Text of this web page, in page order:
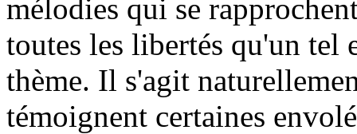
mélodies qui se
toutes les libertés qu'un tel
thème. Il s'agit
témoignent certaines